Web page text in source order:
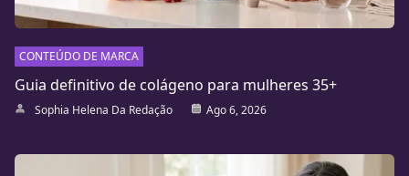
CONTEÚDO DE MARCA
Guia definitivo de colágeno para mulheres 35+
Sophia Helena Da Redação Ago 6, 2026